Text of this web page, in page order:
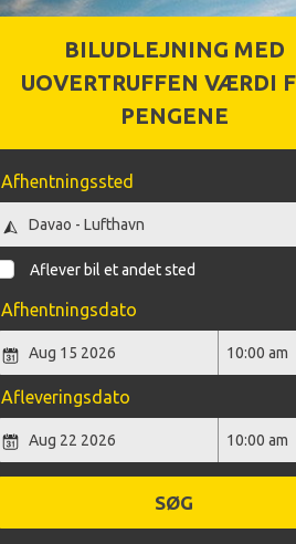
BILUDLEJNING MED
UOVERTRUFFEN VÆRDI
PENGENE
Afhentningssted
Aflever bil et andet sted
Afhentningsdato
Afleveringsdato
SØG